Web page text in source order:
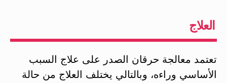
العلاج
تعتمد معالجة حرقان الصدر على علاج السبب
الأساسي وراءه، وبالتالي يختلف العلاج من حالة